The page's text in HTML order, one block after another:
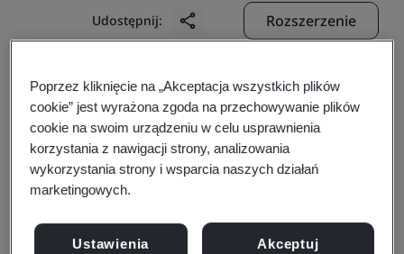
Udostępnij: Rozszerzenie
ITeam S.A.
pl. Solny 16
Wroclaw
50-062
Poprzez kliknięcie na „Akceptacja wszystkich plików
cookie” jest wyrażona zgoda na przechowywanie plików
cookie na swoim urządzeniu w celu usprawnienia
korzystania z nawigacji strony, analizowania
wykorzystania strony i wsparcia naszych działań
marketingowych.
Ustawienia
Akceptuj